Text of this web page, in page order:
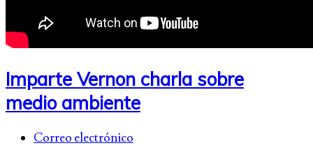
Imparte Vernon charla sobre
medio ambiente
Correo electrónico